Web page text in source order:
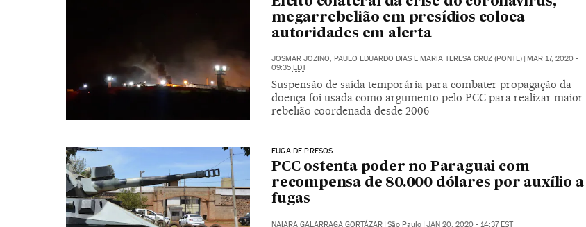
megarrebelião em presídios coloca
autoridades em alerta
JOSMAR JOZINO, PAULO EDUARDO DIAS E MARIA TERESA CRUZ (PONTE) | MAR 17, 2020 -
09:35 EDT
Suspensão de saída temporária para combater propagação da
doença foi usada como argumento pelo PCC para realizar maior
rebelião coordenada desde 2006
FUGA DE PRESOS
PCC ostenta poder no Paraguai com
recompensa de 80.000 dólares por auxílio a
fugas
NAIARA GALARRAGA GORTÁZAR São Paulo JAN 20, 2020 - 14:37 EST